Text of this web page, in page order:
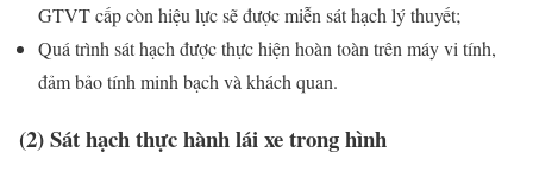
GTVT cấp còn hiệu lực sẽ được miễn sát hạch lý thuyết;
Quá trình sát hạch được thực hiện hoàn toàn trên máy vi tính,
đảm bảo tính minh bạch và khách quan.
(2) Sát hạch thực hành lái xe trong hình